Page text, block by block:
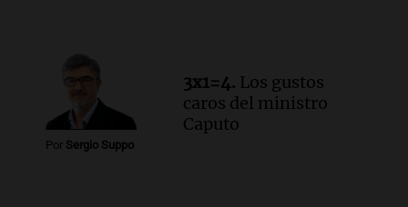
Por Sergio Suppo
3x1=4. Los gustos
caros del ministro
Caputo